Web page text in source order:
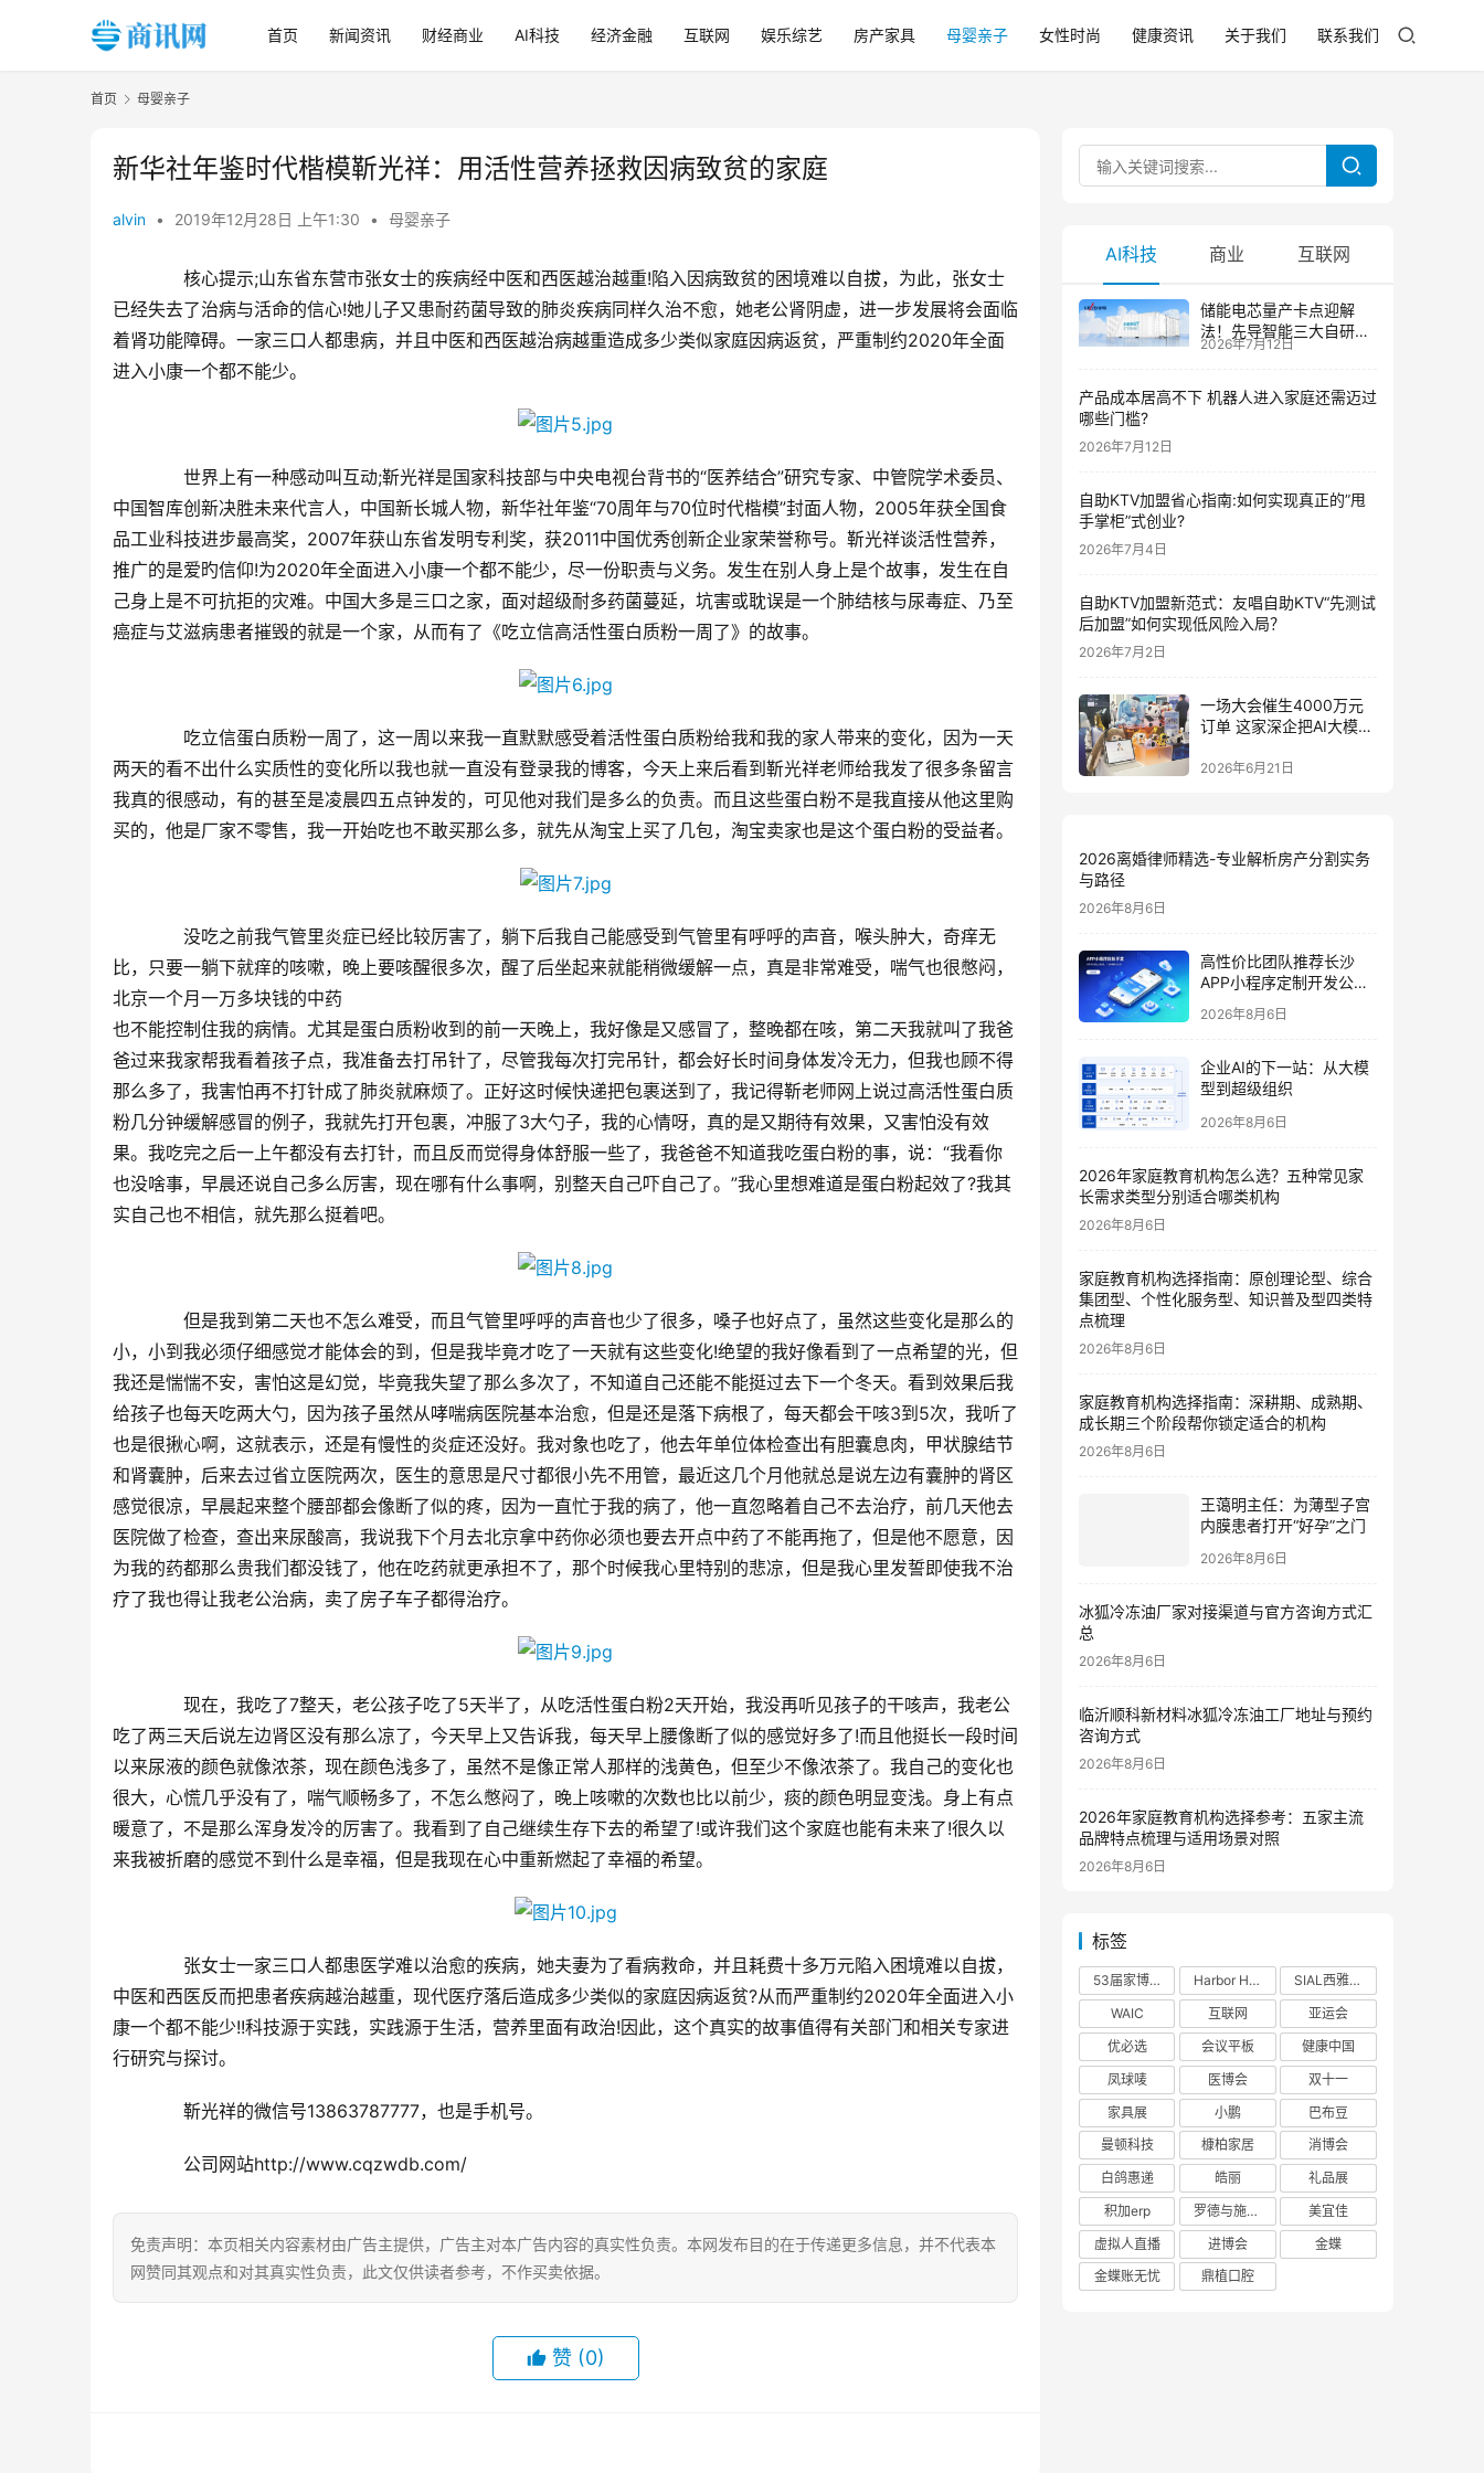
首页 新闻资讯 财经商业 AI科技 经济金融 互联网 娱乐综艺 房产家具 母婴亲子 女性时尚 健康资讯 关于我们 联系我们
首页 母婴亲子
新华社年鉴时代楷模靳光祥：用活性营养拯救因病致贫的家庭
alvin • 2019年12月28日 上午1:30 • 母婴亲子
核心提示;山东省东营市张女士的疾病经中医和西医越治越重!陷入因病致贫的困境难以自拔，为此，张女士
已经失去了治病与活命的信心!她儿子又患耐药菌导致的肺炎疾病同样久治不愈，她老公肾阴虚，进一步发展将会面临
着肾功能障碍。一家三口人都患病，并且中医和西医越治病越重造成多少类似家庭因病返贫，严重制约2020年全面
进入小康一个都不能少。
世界上有一种感动叫互动;靳光祥是国家科技部与中央电视台背书的“医养结合”研究专家、中管院学术委员、
中国智库创新决胜未来代言人，中国新长城人物，新华社年鉴“70周年与70位时代楷模”封面人物，2005年获全国食
品工业科技进步最高奖，2007年获山东省发明专利奖，获2011中国优秀创新企业家荣誉称号。靳光祥谈活性营养，
推广的是爱旳信仰!为2020年全面进入小康一个都不能少，尽一份职责与义务。发生在别人身上是个故事，发生在自
己身上是不可抗拒的灾难。中国大多是三口之家，面对超级耐多药菌蔓延，坑害或耽误是一个肺结核与尿毒症、乃至
癌症与艾滋病患者摧毁的就是一个家，从而有了《吃立信高活性蛋白质粉一周了》的故事。
吃立信蛋白质粉一周了，这一周以来我一直默默感受着活性蛋白质粉给我和我的家人带来的变化，因为一天
两天的看不出什么实质性的变化所以我也就一直没有登录我的博客，今天上来后看到靳光祥老师给我发了很多条留言
我真的很感动，有的甚至是凌晨四五点钟发的，可见他对我们是多么的负责。而且这些蛋白粉不是我直接从他这里购
买的，他是厂家不零售，我一开始吃也不敢买那么多，就先从淘宝上买了几包，淘宝卖家也是这个蛋白粉的受益者。
没吃之前我气管里炎症已经比较厉害了，躺下后我自己能感受到气管里有呼呼的声音，喉头肿大，奇痒无
比，只要一躺下就痒的咳嗽，晚上要咳醒很多次，醒了后坐起来就能稍微缓解一点，真是非常难受，喘气也很憋闷，
北京一个月一万多块钱的中药
也不能控制住我的病情。尤其是蛋白质粉收到的前一天晚上，我好像是又感冒了，整晚都在咳，第二天我就叫了我爸
爸过来我家帮我看着孩子点，我准备去打吊针了，尽管我每次打完吊针，都会好长时间身体发冷无力，但我也顾不得
那么多了，我害怕再不打针成了肺炎就麻烦了。正好这时候快递把包裹送到了，我记得靳老师网上说过高活性蛋白质
粉几分钟缓解感冒的例子，我就先打开包裹，冲服了3大勺子，我的心情呀，真的是又期待有效果，又害怕没有效
果。我吃完之后一上午都没有去打针，而且反而觉得身体舒服一些了，我爸爸不知道我吃蛋白粉的事，说：“我看你
也没啥事，早晨还说自己多么厉害，现在哪有什么事啊，别整天自己吓自己了。”我心里想难道是蛋白粉起效了?我其
实自己也不相信，就先那么挺着吧。
但是我到第二天也不怎么难受，而且气管里呼呼的声音也少了很多，嗓子也好点了，虽然这些变化是那么的
小，小到我必须仔细感觉才能体会的到，但是我毕竟才吃了一天就有这些变化!绝望的我好像看到了一点希望的光，但
我还是惴惴不安，害怕这是幻觉，毕竟我失望了那么多次了，不知道自己还能不能挺过去下一个冬天。看到效果后我
给孩子也每天吃两大勺，因为孩子虽然从哮喘病医院基本治愈，但是还是落下病根了，每天都会干咳3到5次，我听了
也是很揪心啊，这就表示，还是有慢性的炎症还没好。我对象也吃了，他去年单位体检查出有胆囊息肉，甲状腺结节
和肾囊肿，后来去过省立医院两次，医生的意思是尺寸都很小先不用管，最近这几个月他就总是说左边有囊肿的肾区
感觉很凉，早晨起来整个腰部都会像断了似的疼，因为一直忙于我的病了，他一直忽略着自己不去治疗，前几天他去
医院做了检查，查出来尿酸高，我说我下个月去北京拿中药你必须也要去开点中药了不能再拖了，但是他不愿意，因
为我的药都那么贵我们都没钱了，他在吃药就更承担不了，那个时候我心里特别的悲凉，但是我心里发誓即使我不治
疗了我也得让我老公治病，卖了房子车子都得治疗。
现在，我吃了7整天，老公孩子吃了5天半了，从吃活性蛋白粉2天开始，我没再听见孩子的干咳声，我老公
吃了两三天后说左边肾区没有那么凉了，今天早上又告诉我，每天早上腰像断了似的感觉好多了!而且他挺长一段时间
以来尿液的颜色就像浓茶，现在颜色浅多了，虽然不是像正常人那样的浅黄色，但至少不像浓茶了。我自己的变化也
很大，心慌几乎没有了，喘气顺畅多了，不怎么憋闷了，晚上咳嗽的次数也比以前少，痰的颜色明显变浅。身上有点
暖意了，不是那么浑身发冷的厉害了。我看到了自己继续生存下去的希望了!或许我们这个家庭也能有未来了!很久以
来我被折磨的感觉不到什么是幸福，但是我现在心中重新燃起了幸福的希望。
张女士一家三口人都患医学难以治愈的疾病，她夫妻为了看病救命，并且耗费十多万元陷入困境难以自拔，
中医和西医反而把患者疾病越治越重，现代医疗落后造成多少类似的家庭因病返贫?从而严重制约2020年全面进入小
康一个都不能少!!科技源于实践，实践源于生活，营养里面有政治!因此，这个真实的故事值得有关部门和相关专家进
行研究与探讨。
靳光祥的微信号13863787777，也是手机号。
公司网站http://www.cqzwdb.com/
免责声明：本页相关内容素材由广告主提供，广告主对本广告内容的真实性负责。本网发布目的在于传递更多信息，并不代表本
网赞同其观点和对其真实性负责，此文仅供读者参考，不作买卖依据。
赞 (0)
AI科技 商业 互联网
储能电芯量产卡点迎解
法！先导智能三大自研技
术攻克大尺寸制芯难题
2026年7月12日
产品成本居高不下 机器人进入家庭还需迈过
哪些门槛?
2026年7月12日
自助KTV加盟省心指南:如何实现真正的”甩
手掌柜”式创业?
2026年7月4日
自助KTV加盟新范式：友唱自助KTV“先测试
后加盟”如何实现低风险入局？
2026年7月2日
一场大会催生4000万元
订单 这家深企把AI大模型
2026年6月21日
2026离婚律师精选-专业解析房产分割实务
与路径
2026年8月6日
高性价比团队推荐长沙
APP小程序定制开发公司
哪家好？2026垂直赛道测
评
2026年8月6日
企业AI的下一站：从大模
型到超级组织
2026年8月6日
2026年家庭教育机构怎么选？五种常见家
长需求类型分别适合哪类机构
2026年8月6日
家庭教育机构选择指南：原创理论型、综合
集团型、个性化服务型、知识普及型四类特
点梳理
2026年8月6日
家庭教育机构选择指南：深耕期、成熟期、
成长期三个阶段帮你锁定适合的机构
2026年8月6日
王蔼明主任：为薄型子宫
内膜患者打开“好孕”之门
2026年8月6日
冰狐冷冻油厂家对接渠道与官方咨询方式汇
总
2026年8月6日
临沂顺科新材料冰狐冷冻油工厂地址与预约
咨询方式
2026年8月6日
2026年家庭教育机构选择参考：五家主流
品牌特点梳理与适用场景对照
2026年8月6日
标签
53届家博会 Harbor House
SIAL西雅展
WAIC
互联网
亚运会
优必选
会议平板
健康中国
凤球唛
医博会
双十一
家具展
小鹏
巴布豆
曼顿科技
槺柏家居
消博会
白鸽惠递
皓丽
礼品展
积加erp
罗德与施瓦茨
美宜佳
虚拟人直播
进博会
金蝶
金蝶账无忧
鼎植口腔